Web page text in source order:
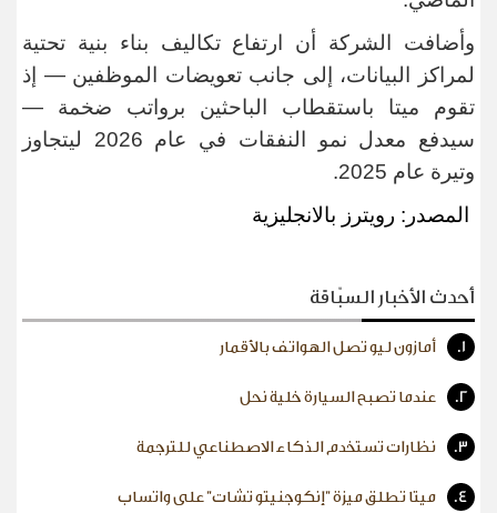
وأضافت الشركة أن ارتفاع تكاليف بناء بنية تحتية
لمراكز البيانات، إلى جانب تعويضات الموظفين — إذ
تقوم ميتا باستقطاب الباحثين برواتب ضخمة —
سيدفع معدل نمو النفقات في عام 2026 ليتجاوز
وتيرة عام 2025
.
المصدر: رويترز بالانجليزية
أحدث الأخبار السبّاقة
1. أمازون ليو تصل الهواتف بالأقمار
2. عندما تصبح السيارة خلية نحل
3. نظارات تستخدم الذكاء الاصطناعي للترجمة
4. ميتا تطلق ميزة "إنكوجنيتو تشات" على واتساب